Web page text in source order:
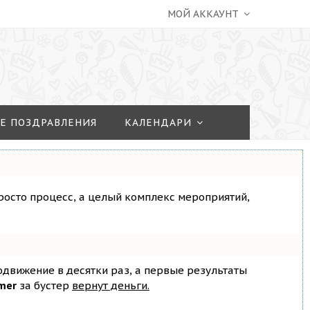
МОЙ АККАУНТ
ПОЗДРАВЛЕНИЯ КАЛЕНДАРИ
процесс, а целый комплекс мероприятий,
в десятки раз, а первые результаты
за бустер вернут деньги.